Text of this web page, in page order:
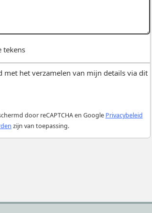
tekens
met het verzamelen van mijn details via dit
door reCAPTCHA en Google Privacybeleid
zijn van toepassing.